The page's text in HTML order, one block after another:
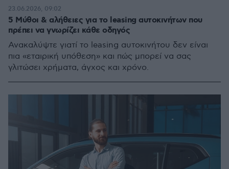
5 Μύθοι & αλήθειες για το leasing αυτοκινήτων που
πρέπει να γνωρίζει κάθε οδηγός
Ανακαλύψτε γιατί το leasing αυτοκινήτου δεν είναι
πια «εταιρική υπόθεση» και πώς μπορεί να σας
γλιτώσει χρήματα, άγχος και χρόνο.
23.06.2026, 09:02